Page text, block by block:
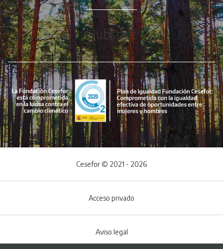
Hubspot
Cesefor © 2021 - 2026
Acceso privado
Aviso legal